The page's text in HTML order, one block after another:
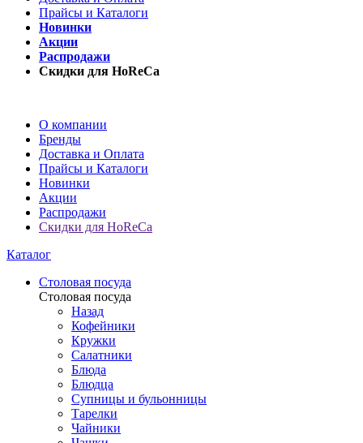
Прайсы и Каталоги
Новинки
Акции
Распродажи
Скидки для HoReCa
О компании
Бренды
Доставка и Оплата
Прайсы и Каталоги
Новинки
Акции
Распродажи
Скидки для HoReCa
Каталог
Столовая посуда
Столовая посуда
Назад
Кофейники
Кружки
Салатники
Блюда
Блюдца
Супницы и бульонницы
Тарелки
Чайники